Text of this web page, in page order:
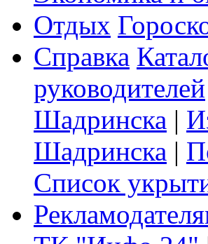
Отдых
Справка
руководителей
Шадринска |
Шадринска |
Список